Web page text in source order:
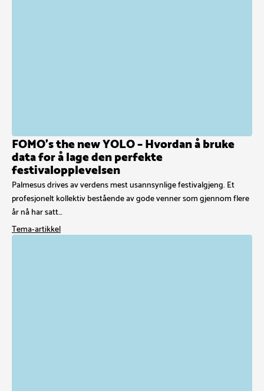
FOMO’s the new YOLO – Hvordan å bruke
data for å lage den perfekte
festivalopplevelsen
Palmesus drives av verdens mest usannsynlige festivalgjeng. Et
profesjonelt kollektiv bestående av gode venner som gjennom flere
år nå har satt…
Tema-artikkel